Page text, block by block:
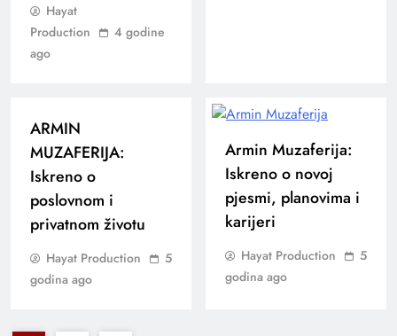
Hayat
Production
4 godine
ago
ARMIN
MUZAFERIJA:
Iskreno o
poslovnom i
privatnom životu
Hayat Production
5
godina ago
Armin Muzaferija:
Iskreno o novoj
pjesmi, planovima i
karijeri
Hayat Production
5
godina ago